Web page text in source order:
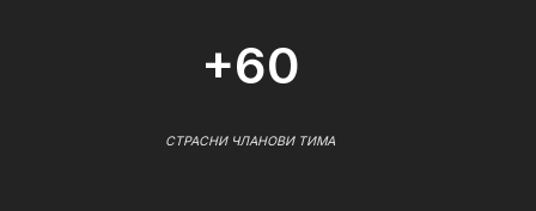
+60
СТРАСНИ ЧЛАНОВИ ТИМА